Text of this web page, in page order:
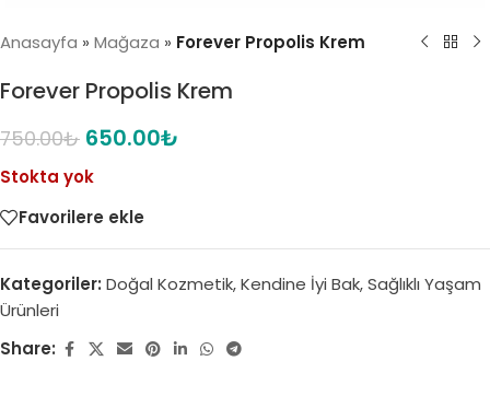
Anasayfa » Mağaza » Forever Propolis Krem
Forever Propolis Krem
750.00₺ 650.00₺
Stokta yok
Favorilere ekle
Kategoriler: Doğal Kozmetik,Kendine İyi Bak,Sağlıklı Yaşam
Ürünleri
Share: